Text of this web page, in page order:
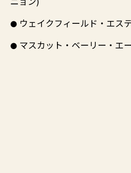
ウェイクフィールド・エス
マスカット・ベーリー・エ